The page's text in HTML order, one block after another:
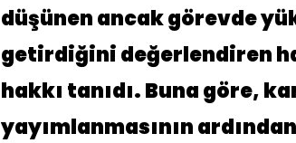
düşünen ancak görevde
getirdiğini değerlendiren
hakkı tanıdı. Buna göre,
yayımlanmasının